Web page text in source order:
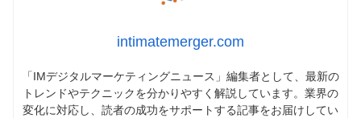
intimatemerger.com
「IMデジタルマーケティングニュース」編集者として、最新の
トレンドやテクニックを分かりやすく解説しています。業界の
変化に対応し、読者の成功をサポートする記事をお届けしてい